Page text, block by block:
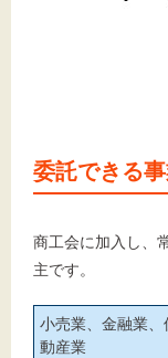
委託できる
商工会に加入し、
主です。
小売業、金融業、
動産業